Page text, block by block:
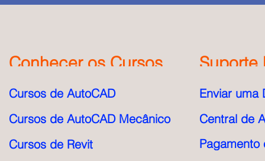
Conhecer os Cursos
Cursos de AutoCAD
Cursos de AutoCAD Mecânico
Cursos de Revit
Suporte
Enviar uma
Central de
Pagamento